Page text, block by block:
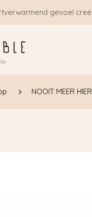
gevoel
NOOIT MEER